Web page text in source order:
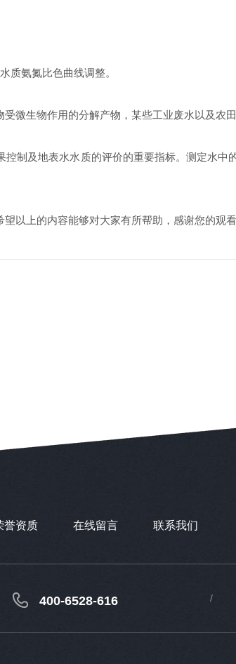
氨氮比色曲线调整。
生物作用的分解产物，某些工业废水以及农田
及地表水水质的评价的重要指标。测定水中
上的内容能够对大家有所帮助，感谢您的观
誉资质 在线留言 联系我们
400-6528-616